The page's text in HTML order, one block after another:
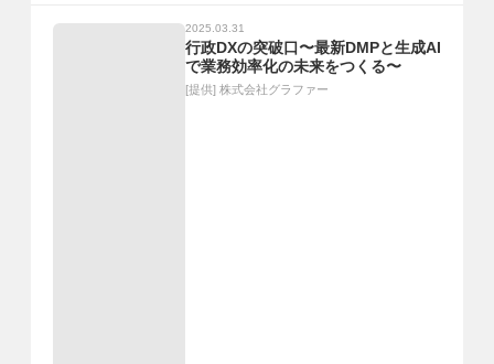
2025.03.31
行政DXの突破口〜最新DMPと生成AI
で業務効率化の未来をつくる〜
[提供] 株式会社グラファー